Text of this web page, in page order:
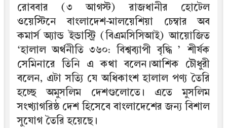
রোববার (৩ আগস্ট) রাজধানীর হোটেল
ওয়েস্টিনে বাংলাদেশ-মালয়েশিয়া চেম্বার অব
কমার্স অ্যান্ড ইন্ডাস্ট্রি (বিএমসিসিআই) আয়োজিত
‘হালাল অর্থনীতি ৩৬০: বিশ্বব্যাপী বৃদ্ধি ’ শীর্ষক
সেমিনারে তিনি এ কথা বলেন।আশিক চৌধুরী
বলেন, এটা সত্যি যে অধিকাংশ হালাল পণ্য তৈরি
হচ্ছে অমুসলিম দেশগুলোতে। এতে মুসলিম
সংখ্যাগরিষ্ঠ দেশ হিসেবে বাংলাদেশের জন্য বিশাল
সুযোগ তৈরি হয়েছে।